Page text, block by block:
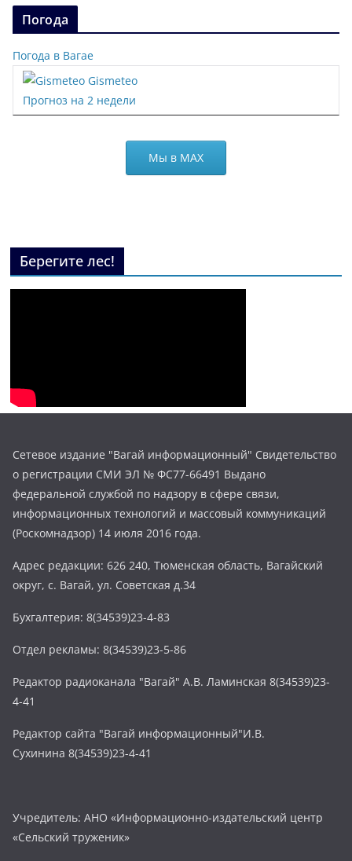
Погода
Погода в Вагае
Gismeteo
Прогноз на 2 недели
Мы в МАХ
Берегите лес!
Сетевое издание "Вагай информационный" Свидетельство
о регистрации СМИ ЭЛ № ФС77-66491 Выдано
федеральной службой по надзору в сфере связи,
информационных технологий и массовый коммуникаций
(Роскомнадзор) 14 июля 2016 года.
Адрес редакции: 626 240, Тюменская область, Вагайский
округ, с. Вагай, ул. Советская д.34
Бухгалтерия: 8(34539)23-4-83
Отдел рекламы: 8(34539)23-5-86
Редактор радиоканала "Вагай" А.В. Ламинская 8(34539)23-
4-41
Редактор сайта "Вагай информационный"И.В.
Сухинина 8(34539)23-4-41
Учредитель: АНО «Информационно-издательский центр
«Сельский труженик»